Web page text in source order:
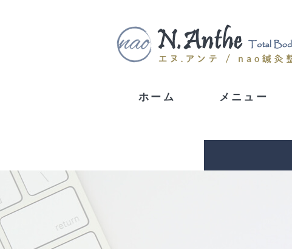
ホーム メニュー